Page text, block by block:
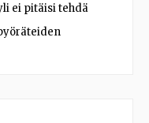
ei pitäisi tehdä